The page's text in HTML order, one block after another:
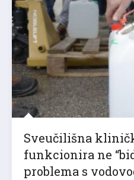
Sveučilišna
funkcionira ne
problema s